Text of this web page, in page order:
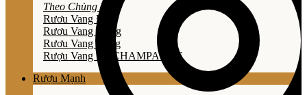
Theo Chủng Loại
Rươu Vang Đỏ
Rươu Vang Trắng
Rươu Vang Hồng
Rượu Vang Nổ/CHAMPAGNE
Rượu Mạnh